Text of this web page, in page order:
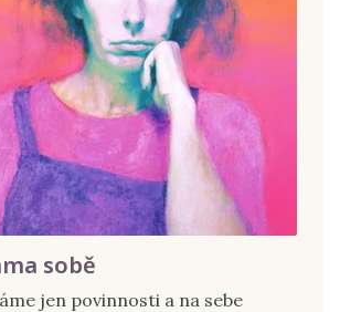
sobě
jen povinnosti a na sebe